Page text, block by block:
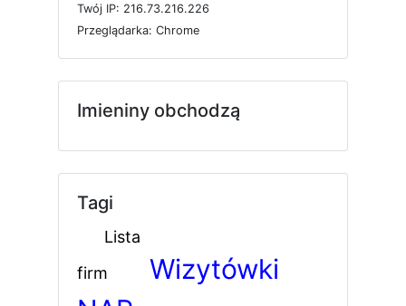
Twój IP: 216.73.216.226
Przeglądarka: Chrome
Imieniny obchodzą
Tagi
Lista
firm
Wizytówki